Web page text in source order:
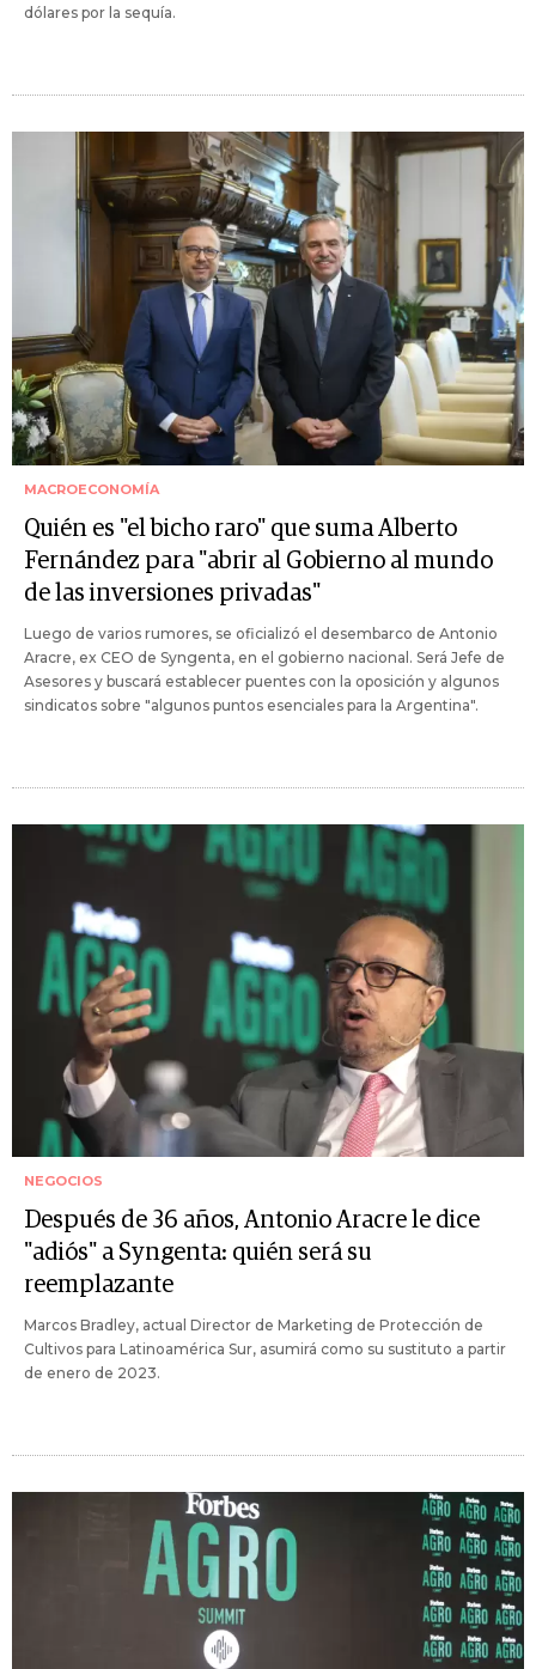
dólares por la sequía.
MACROECONOMÍA
Quién es "el bicho raro" que suma Alberto
Fernández para "abrir al Gobierno al mundo
de las inversiones privadas"
Luego de varios rumores, se oficializó el desembarco de Antonio
Aracre, ex CEO de Syngenta, en el gobierno nacional. Será Jefe de
Asesores y buscará establecer puentes con la oposición y algunos
sindicatos sobre "algunos puntos esenciales para la Argentina".
NEGOCIOS
Después de 36 años, Antonio Aracre le dice
"adiós" a Syngenta: quién será su
reemplazante
Marcos Bradley, actual Director de Marketing de Protección de
Cultivos para Latinoamérica Sur, asumirá como su sustituto a partir
de enero de 2023.